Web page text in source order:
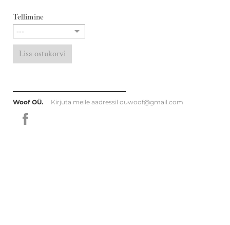
Tellimine
Lisa ostukorvi
Woof OÜ. Kirjuta meile aadressil ouwoof@gmail.com